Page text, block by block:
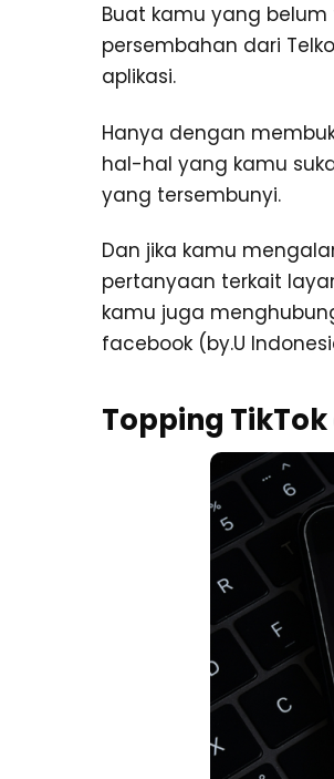
Buat kamu yang
persembahan dari
aplikasi.
Hanya dengan
hal-hal yang kamu
yang tersembunyi.
Dan jika kamu
pertanyaan terkait
kamu juga
facebook (by.U
Topping